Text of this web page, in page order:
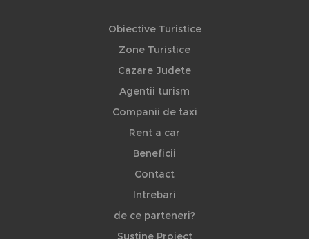
Obiective Turistice
Zone Turistice
Cazare Judete
Agentii turism
Companii de taxi
Rent a car
Beneficii
Contact
Intrebari
de ce parteneri?
Sustine Proiect